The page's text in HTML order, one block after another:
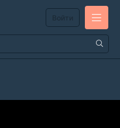
Войти